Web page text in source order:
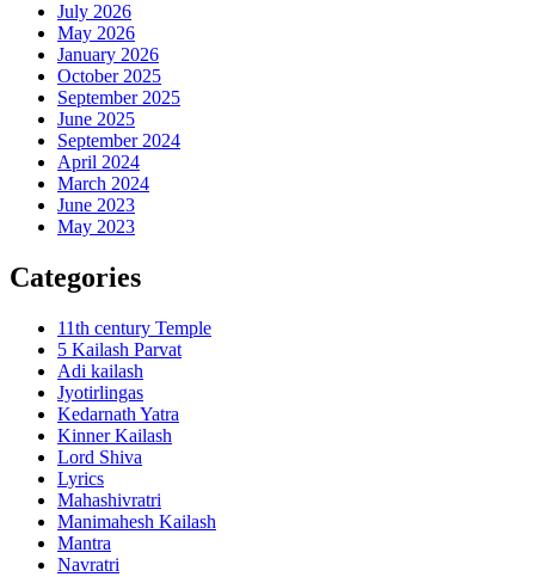
July 2026
May 2026
January 2026
October 2025
September 2025
June 2025
September 2024
April 2024
March 2024
June 2023
May 2023
Categories
11th century Temple
5 Kailash Parvat
Adi kailash
Jyotirlingas
Kedarnath Yatra
Kinner Kailash
Lord Shiva
Lyrics
Mahashivratri
Manimahesh Kailash
Mantra
Navratri